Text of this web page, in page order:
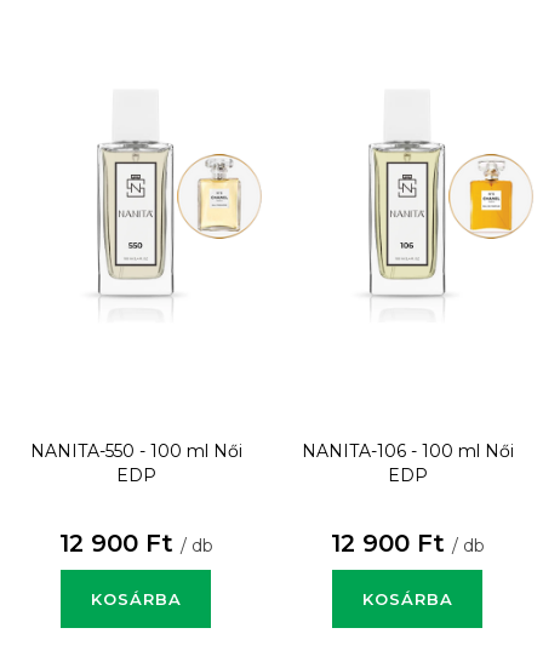
NANITA-550 - 100 ml
Női
EDP
12 900 Ft / db
KOSÁRBA
NANITA-106 - 100 ml
Női
EDP
12 900 Ft / db
KOSÁRBA